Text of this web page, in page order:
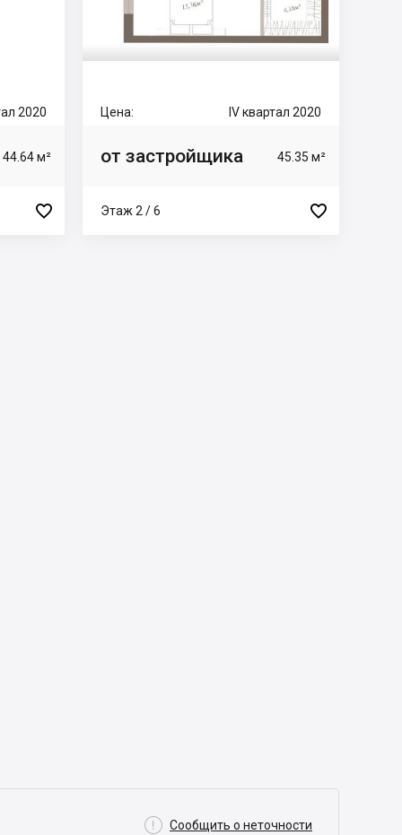
2020
44.64 м²

Цена: IV квартал 2020
от застройщика 45.35 м²
Этаж 2 / 6 
 Сообщить о неточности